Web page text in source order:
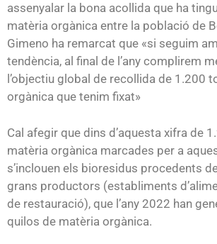
assenyalar la bona acollida que ha
matèria orgànica entre la població de
Gimeno ha remarcat que «si seguim
tendència, al final de l’any complirem
l’objectiu global de recollida de 1.200
orgànica que tenim fixat»
Cal afegir que dins d’aquesta xifra de
matèria orgànica marcades per a
s’inclouen els bioresidus procedents
grans productors (establiments
de restauració), que l’any 2022 han
quilos de matèria orgànica.